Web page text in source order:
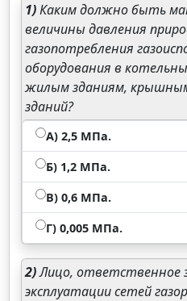
1)Каким должно быть
величины давления
газопотребления
оборудования в
жилым зданиям,
зданий?
А) 2,5 МПа.
Б) 1,2 МПа.
В) 0,6 МПа.
Г) 0,005 МПа.
2)Лицо, ответственное
эксплуатации сетей